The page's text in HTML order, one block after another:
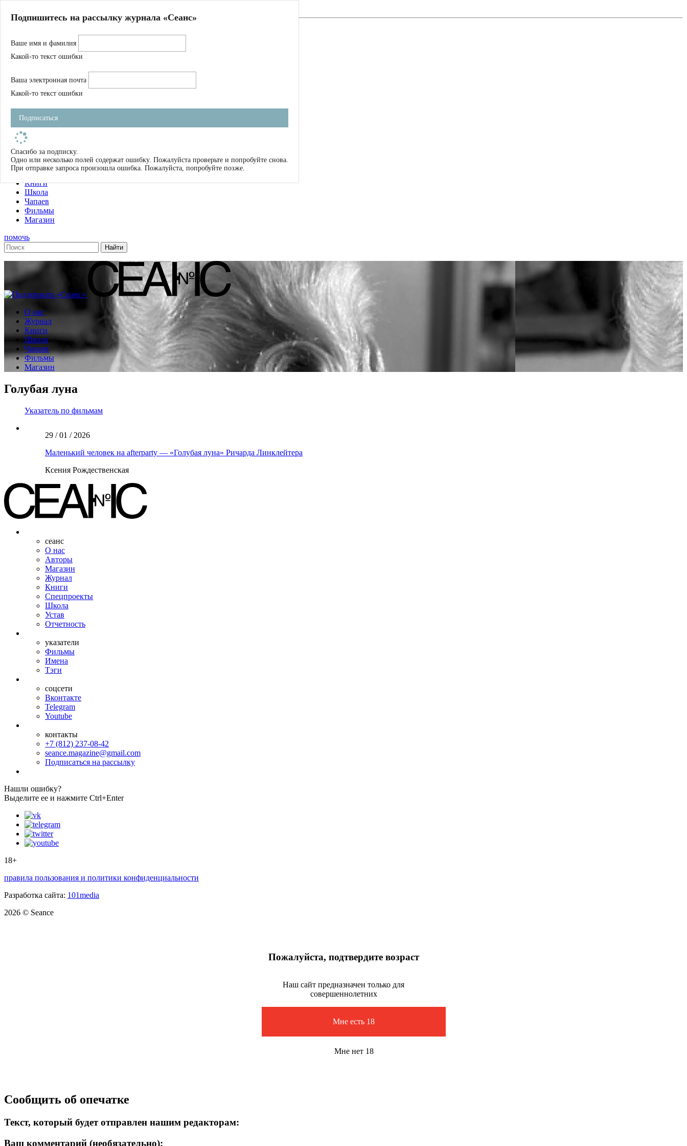
Магазин
Журнал
Школа
Устав
Фильмы
Имена
Тэги
О нас
Журнал
Книги
Школа
Чапаев
Фильмы
Магазин
помочь
О нас
Журнал
Книги
Школа
Чапаев
Фильмы
Магазин
Голубая луна
Указатель по фильмам
29 / 01 / 2026
Маленький человек на afterparty — «Голубая луна» Ричарда Линклейтера
Ксения Рождественская
сеанс
О нас
Авторы
Магазин
Журнал
Книги
Спецпроекты
Школа
Устав
Отчетность
указатели
Фильмы
Имена
Тэги
соцсети
Вконтакте
Telegram
Youtube
контакты
+7 (812) 237-08-42
seance.magazine@gmail.com
Подписаться на рассылку
Подпишитесь на рассылку журнала «Сеанс»
Ваше имя и фамилия
Какой-то текст ошибки
Ваша электронная почта
Какой-то текст ошибки
Подписаться
Спасибо за подписку.
Одно или несколько полей содержат ошибку. Пожалуйста проверьте и попробуйте снова.
При отправке запроса произошла ошибка. Пожалуйста, попробуйте позже.
Нашли ошибку?
Выделите ее и нажмите Ctrl+Enter
18+
правила пользования и политики конфиденциальности
Разработка сайта: 101media
2026 © Seance
Пожалуйста, подтвердите возраст
Наш сайт предназначен только для
совершеннолетних
Мне есть 18
Мне нет 18
Сообщить об опечатке
Текст, который будет отправлен нашим редакторам:
Ваш комментарий (необязательно):